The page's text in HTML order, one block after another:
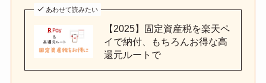
あわせて読みたい
【2025】固定資産税を楽天ペ
イで納付、もちろんお得な高
還元ルートで